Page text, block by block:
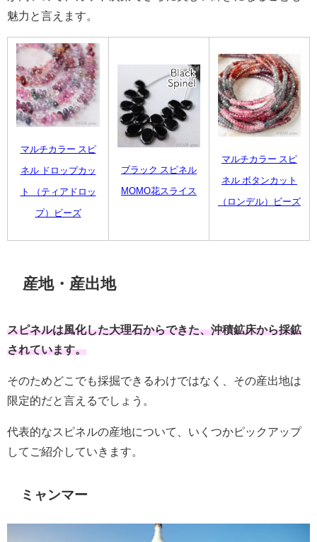
魅力と言えます。
マルチカラー スピ
ネル ドロップカッ
ト （ティアドロッ
プ）ビーズ
ブラック スピネル
MOMO花スライス
マルチカラー スピ
ネル ボタンカット
（ロンデル）ビーズ
産地・産出地
スピネルは風化した大理石からできた、沖積鉱床から採鉱
されています。
そのためどこでも採掘できるわけではなく、その産出地は
限定的だと言えるでしょう。
代表的なスピネルの産地について、いくつかピックアップ
してご紹介していきます。
ミャンマー